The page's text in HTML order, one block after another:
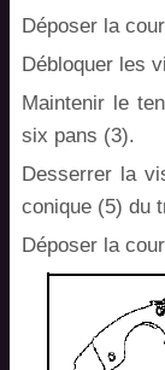
Déposer la
Débloquer les
Maintenir le
six pans (3).
Desserrer la
conique (5) du
Déposer la